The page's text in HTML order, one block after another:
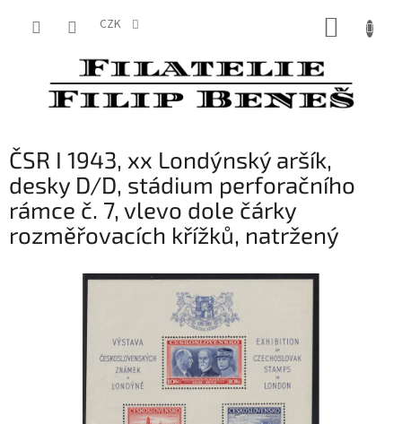
CZK
ČSR I 1943, xx Londýnský aršík,
desky D/D, stádium perforačního
rámce č. 7, vlevo dole čárky
rozměřovacích křížků, natržený